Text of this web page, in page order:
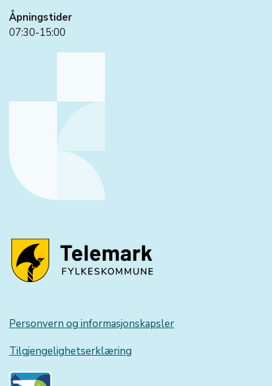
Åpningstider
07:30-15:00
Personvern og informasjonskapsler
Tilgjengelighetserklæring